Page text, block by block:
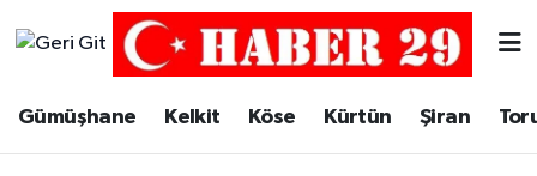
Gümüşhane Kelkit Köse Kürtün Şiran
Merkez Trafik Yoğunluk Haritası